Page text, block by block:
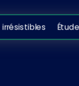
irrésistibles